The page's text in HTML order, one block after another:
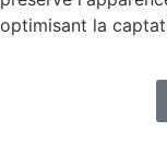
optimisant la